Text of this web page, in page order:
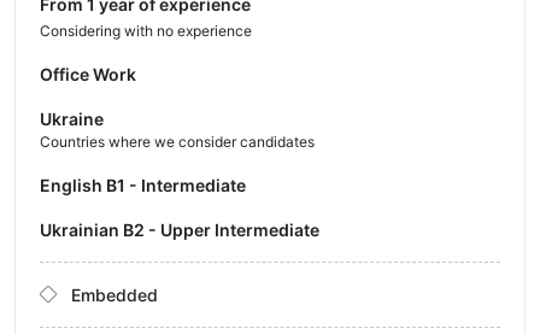
Considering with no experience
Office Work
Ukraine
Countries where we consider candidates
English B1 - Intermediate
Ukrainian B2 - Upper Intermediate
Embedded